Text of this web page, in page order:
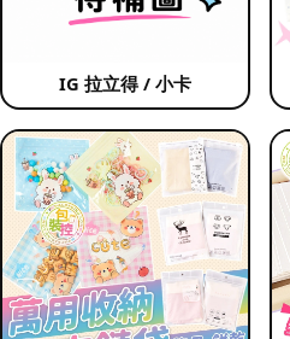
IG 拉立得 / 小卡